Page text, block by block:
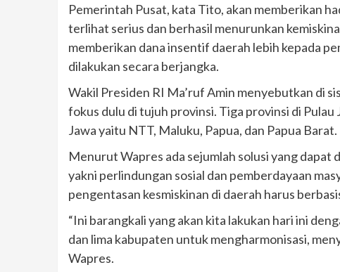
Pemerintah Pusat, kata Tito, akan memberikan
terlihat serius dan berhasil menurunkan
memberikan dana insentif daerah lebih kepada
dilakukan secara berjangka.
Wakil Presiden RI Ma’ruf Amin menyebutkan di
fokus dulu di tujuh provinsi. Tiga provinsi di Pulau
Jawa yaitu NTT, Maluku, Papua, dan Papua Barat.
Menurut Wapres ada sejumlah solusi yang
yakni perlindungan sosial dan pemberdayaan
pengentasan kesmiskinan di daerah harus
“Ini barangkali yang akan kita lakukan hari ini
dan lima kabupaten untuk mengharmonisasi,
Wapres.